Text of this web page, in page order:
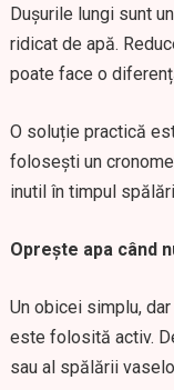
Dușurile lungi sunt
ridicat de apă.
poate face o
O soluție practică
folosești un
inutil în timpul
Oprește apa când
Un obicei simplu,
este folosită activ.
sau al spălării